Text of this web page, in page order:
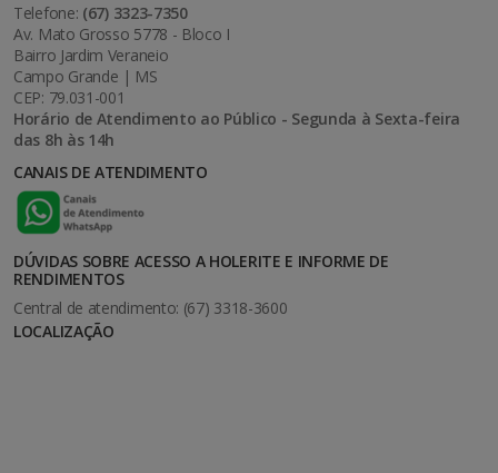
Telefone: (67) 3323-7350
Av. Mato Grosso 5778 - Bloco I
Bairro Jardim Veraneio
Campo Grande | MS
CEP: 79.031-001
Horário de Atendimento ao Público - Segunda à Sexta-feira
das 8h às 14h
CANAIS DE ATENDIMENTO
DÚVIDAS SOBRE ACESSO A HOLERITE E INFORME DE
RENDIMENTOS
Central de atendimento: (67) 3318-3600
LOCALIZAÇÃO